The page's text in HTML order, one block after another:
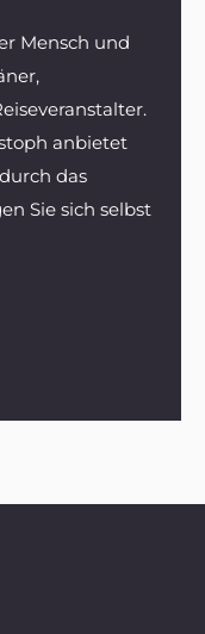
Mensch und
anbietet
das
Sie sich selbst